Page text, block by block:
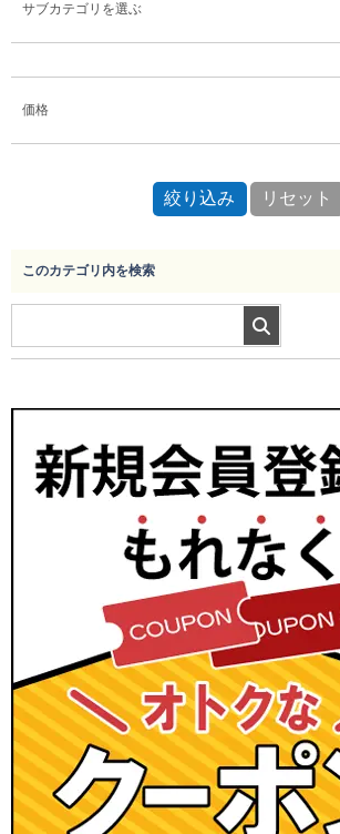
サブカテゴリを選ぶ
価格
このカテゴリ内を検索